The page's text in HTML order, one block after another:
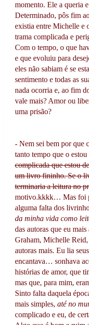
momento. Ele a queria
Determinado, pôs fim
existia entre Michelle e
trama complicada e
Com o tempo, o que
e que evoluiu para
eles não sabiam é se
sentimento e todas as
nada ocorria e, ao fim
vale mais? Amor ou
uma prisão?
- Nem sei bem por que
tanto tempo que o
complicada que estou
um livro fininho. Se o
terminaria a leitura no
motivo.kkkk… Mas foi
alguma falta dos
da minha vida como
das autoras que eu
Graham, Michelle
autoras mais. Eu lia
encantava… sonhava
histórias de amor, que
mas que, para mim,
Sinto falta daquela
mais simples, até no
complicado e eu, de